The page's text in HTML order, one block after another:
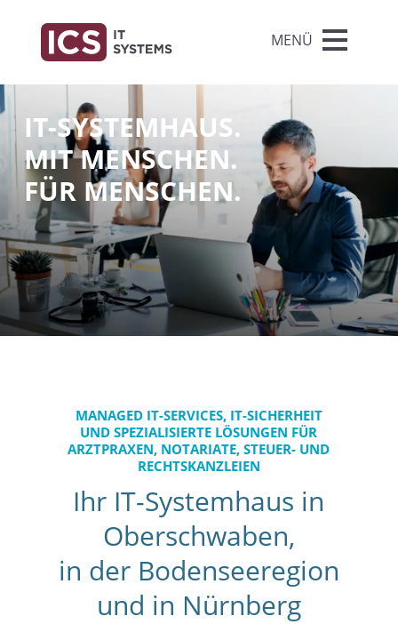
MENÜ
IT-SYSTEMHAUS.
MIT MENSCHEN.
FÜR MENSCHEN.
MANAGED IT-SERVICES, IT-SICHERHEIT
UND SPEZIALISIERTE LÖSUNGEN FÜR
ARZTPRAXEN, NOTARIATE, STEUER- UND
RECHTSKANZLEIEN
Ihr IT-Systemhaus in
Oberschwaben,
in der Bodenseeregion
und in Nürnberg